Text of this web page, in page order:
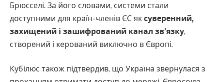
Брюсселі. За його словами, системи стали
доступними для країн-членів ЄС як суверенний,
захищений і зашифрований канал зв’язку,
створений і керований виключно в Європі.
Кубілюс також підтвердив, що Україна звернулася з